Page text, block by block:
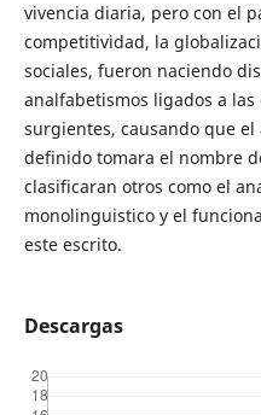
vivencia diaria, pero con el
competitividad, la
sociales, fueron naciendo
analfabetismos ligados a las
surgientes, causando que
definido tomara el nombre
clasificaran otros como el
monolinguistico y el
este escrito.
Descargas